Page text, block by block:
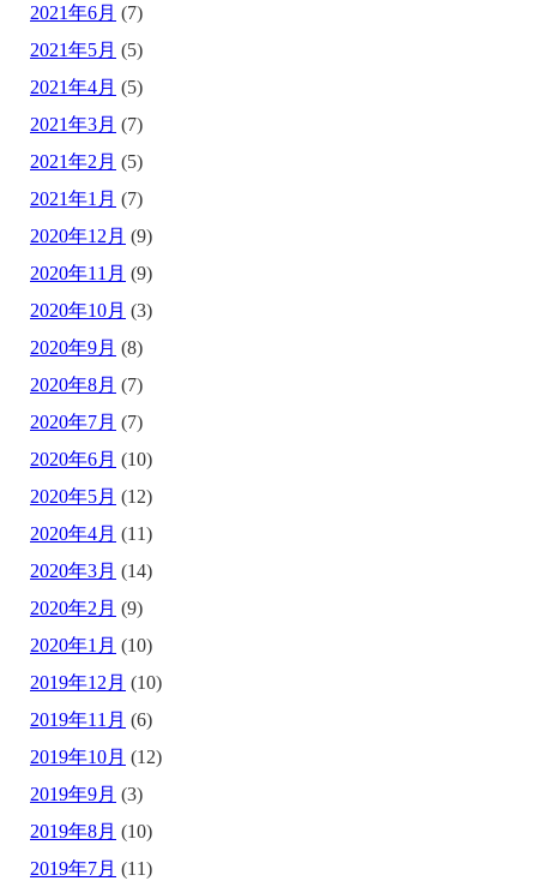
2021年6月 (7)
2021年5月 (5)
2021年4月 (5)
2021年3月 (7)
2021年2月 (5)
2021年1月 (7)
2020年12月 (9)
2020年11月 (9)
2020年10月 (3)
2020年9月 (8)
2020年8月 (7)
2020年7月 (7)
2020年6月 (10)
2020年5月 (12)
2020年4月 (11)
2020年3月 (14)
2020年2月 (9)
2020年1月 (10)
2019年12月 (10)
2019年11月 (6)
2019年10月 (12)
2019年9月 (3)
2019年8月 (10)
2019年7月 (11)